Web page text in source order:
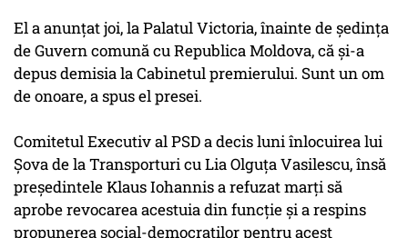
El a anunţat joi, la Palatul Victoria, înainte de şedinţa
de Guvern comună cu Republica Moldova, că şi-a
depus demisia la Cabinetul premierului. Sunt un om
de onoare, a spus el presei.
Comitetul Executiv al PSD a decis luni înlocuirea lui
Şova de la Transporturi cu Lia Olguţa Vasilescu, însă
preşedintele Klaus Iohannis a refuzat marţi să
aprobe revocarea acestuia din funcţie şi a respins
propunerea social-democraţilor pentru acest